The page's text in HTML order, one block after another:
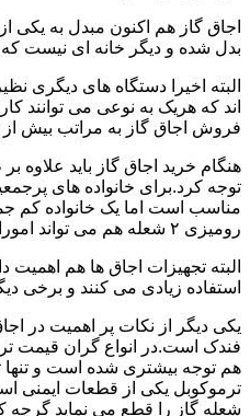
اجاق گاز هم اکنون مبدل به یکی
بدل شده و دیگر خانه ای نیست که
البته اخیرا دستگاه های دیگری
اند که هریک به نوعی می توانند
فروش اجاق گاز به مراتب بیش
هنگام خرید اجاق گاز باید علاوه
رومیزی ۲ شعله هم می تواند امورات خود را بگذراند.
البته تجهیزات اجاق ها هم اهمیت
استفاده زیادی می کنند و برخی
یکی دیگر از نکات پر اهمیت در
فندک است.در انواع گران قیمت تر
هم توجه بیشتری شده است و تنها
ترموکوبل یکی از قطعات
شعله گاز را قطع می نماید گرچه